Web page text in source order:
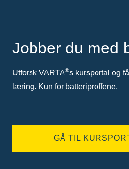
Jobber du med
Utforsk VARTA®s kursportal og
læring. Kun for batteriproffene.
GÅ TIL